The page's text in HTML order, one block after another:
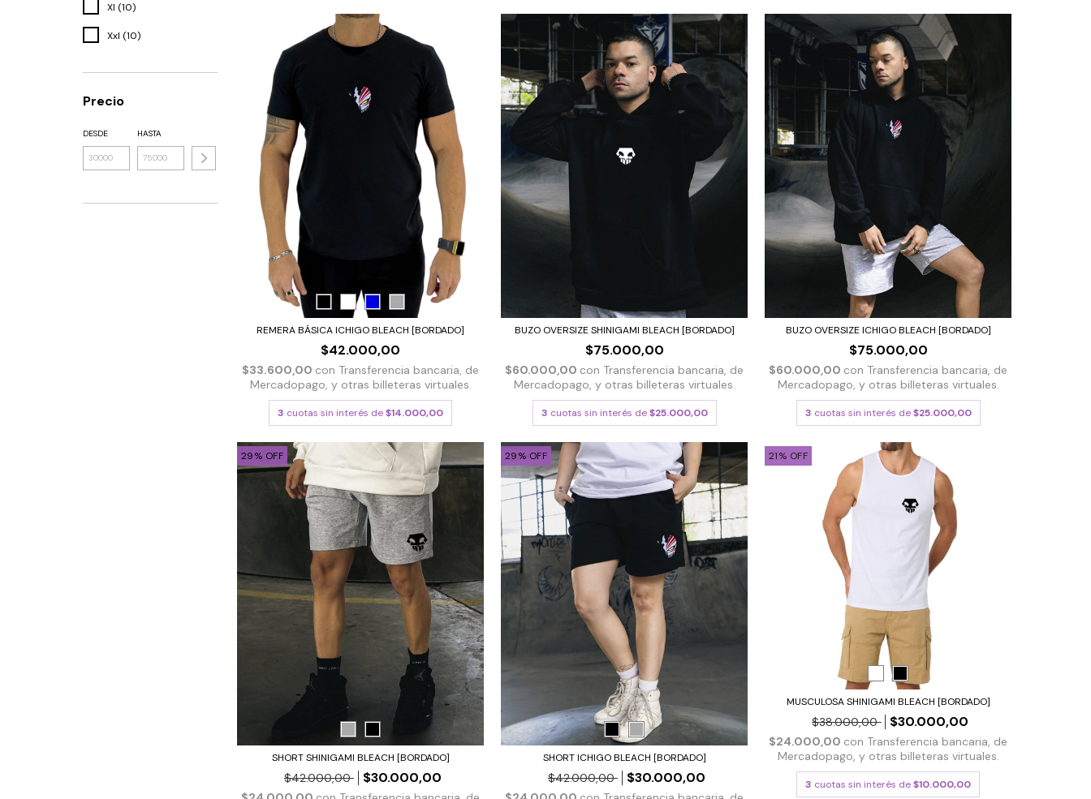
Xl (10)
Xxl (10)
Precio
DESDE HASTA
REMERA BÁSICA ICHIGO BLEACH [BORDADO]
$42.000,00
$33.600,00 con Transferencia bancaria, de
Mercadopago, y otras billeteras virtuales.
3 cuotas sin interés de$14.000,00
BUZO OVERSIZE SHINIGAMI BLEACH [BORDADO]
$75.000,00
$60.000,00 con Transferencia bancaria, de
Mercadopago, y otras billeteras virtuales.
3 cuotas sin interés de$25.000,00
BUZO OVERSIZE ICHIGO BLEACH [BORDADO]
$75.000,00
$60.000,00 con Transferencia bancaria, de
Mercadopago, y otras billeteras virtuales.
3 cuotas sin interés de$25.000,00
29% OFF
SHORT SHINIGAMI BLEACH [BORDADO]
$42.000,00 $30.000,00
29% OFF
SHORT ICHIGO BLEACH [BORDADO]
$42.000,00 $30.000,00
21% OFF
MUSCULOSA SHINIGAMI BLEACH [BORDADO]
$38.000,00 $30.000,00
$24.000,00 con Transferencia bancaria, de
Mercadopago, y otras billeteras virtuales.
3 cuotas sin interés de$10.000,00